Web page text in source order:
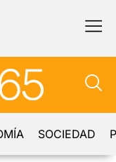
SOCIEDAD